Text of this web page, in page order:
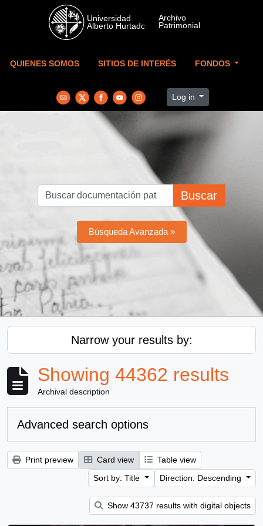
Skip to main content
QUIENES SOMOS SITIOS DE INTERÉS FONDOS
Log in
Buscar
Búsqueda Avanzada »
Narrow your results by:
Showing 44362 results
Archival description
Advanced search options
Print preview Card view
Table view
Sort by: Title
Direction: Descending
Show 43737 results with digital objects